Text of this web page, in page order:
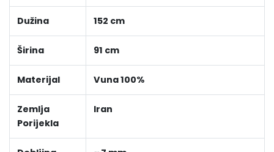
Dužina 152 cm
Širina 91 cm
Materijal Vuna 100%
Zemlja
Porijekla
Iran